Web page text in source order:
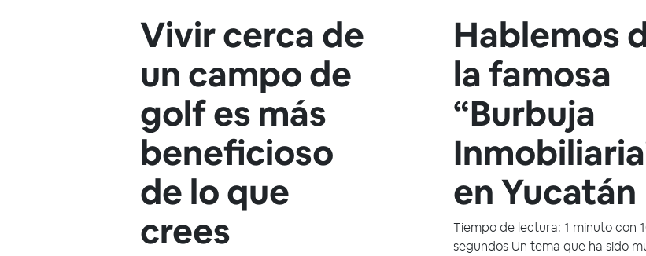
Vivir cerca de
un campo de
golf es más
beneficioso
de lo que
crees
Hablemos
la famosa
“Burbuja
en Yucatán
Tiempo de lectura: 1 minuto con
segundos Un tema que ha sido